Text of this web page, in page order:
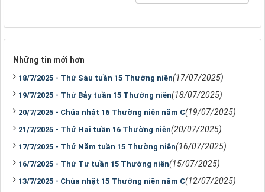
Những tin mới hơn
18/7/2025 - Thứ Sáu tuần 15 Thường niên(17/07/2025)
19/7/2025 - Thứ Bảy tuần 15 Thường niên(18/07/2025)
20/7/2025 - Chúa nhật 16 Thường niên năm C(19/07/2025)
21/7/2025 - Thứ Hai tuần 16 Thường niên(20/07/2025)
17/7/2025 - Thứ Năm tuần 15 Thường niên(16/07/2025)
16/7/2025 - Thứ Tư tuần 15 Thường niên(15/07/2025)
13/7/2025 - Chúa nhật 15 Thường niên năm C(12/07/2025)